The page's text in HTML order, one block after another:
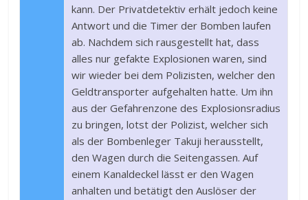
kann. Der Privatdetektiv erhält jedoch keine
Antwort und die Timer der Bomben laufen
ab. Nachdem sich rausgestellt hat, dass
alles nur gefakte Explosionen waren, sind
wir wieder bei dem Polizisten, welcher den
Geldtransporter aufgehalten hatte. Um ihn
aus der Gefahrenzone des Explosionsradius
zu bringen, lotst der Polizist, welcher sich
als der Bombenleger Takuji herausstellt,
den Wagen durch die Seitengassen. Auf
einem Kanaldeckel lässt er den Wagen
anhalten und betätigt den Auslöser der